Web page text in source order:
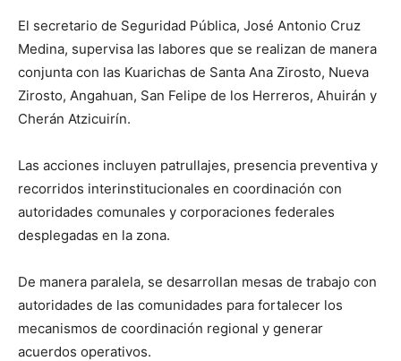
El secretario de Seguridad Pública, José Antonio Cruz
Medina, supervisa las labores que se realizan de manera
conjunta con las Kuarichas de Santa Ana Zirosto, Nueva
Zirosto, Angahuan, San Felipe de los Herreros, Ahuirán y
Cherán Atzicuirín.
Las acciones incluyen patrullajes, presencia preventiva y
recorridos interinstitucionales en coordinación con
autoridades comunales y corporaciones federales
desplegadas en la zona.
De manera paralela, se desarrollan mesas de trabajo con
autoridades de las comunidades para fortalecer los
mecanismos de coordinación regional y generar
acuerdos operativos.